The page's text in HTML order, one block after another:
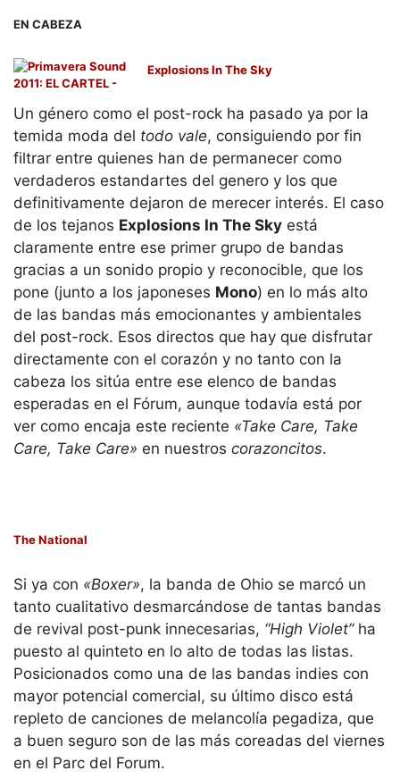
EN CABEZA
Explosions In The Sky
Un género como el post-rock ha pasado ya por la
temida moda del todo vale, consiguiendo por fin
filtrar entre quienes han de permanecer como
verdaderos estandartes del genero y los que
definitivamente dejaron de merecer interés. El caso
de los tejanos Explosions In The Sky está
claramente entre ese primer grupo de bandas
gracias a un sonido propio y reconocible, que los
pone (junto a los japoneses Mono) en lo más alto
de las bandas más emocionantes y ambientales
del post-rock. Esos directos que hay que disfrutar
directamente con el corazón y no tanto con la
cabeza los sitúa entre ese elenco de bandas
esperadas en el Fórum, aunque todavía está por
ver como encaja este reciente «Take Care, Take
Care, Take Care» en nuestros corazoncitos.
The National
Si ya con «Boxer», la banda de Ohio se marcó un
tanto cualitativo desmarcándose de tantas bandas
de revival post-punk innecesarias, “High Violet”ha
puesto al quinteto en lo alto de todas las listas.
Posicionados como una de las bandas indies con
mayor potencial comercial, su último disco está
repleto de canciones de melancolía pegadiza, que
a buen seguro son de las más coreadas del viernes
en el Parc del Forum.